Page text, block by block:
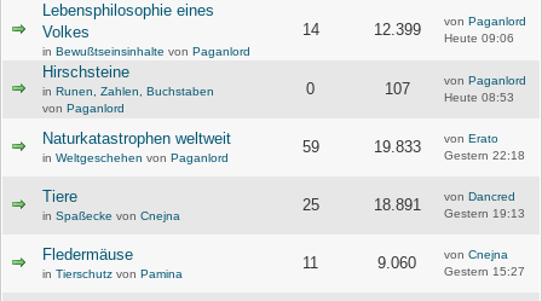
Lebensphilosophie eines
Volkes
in Bewußtseinsinhalte von Paganlord
14 12.399 von Paganlord
Heute 09:06
Hirschsteine
in Runen, Zahlen, Buchstaben
von Paganlord
0 107 von Paganlord
Heute 08:53
Naturkatastrophen weltweit
in Weltgeschehen von Paganlord
59 19.833 von Erato
Gestern 22:18
Tiere
in Spaßecke von Cnejna
25 18.891 von Dancred
Gestern 19:13
Fledermäuse
in Tierschutzvon Pamina
11 9.060 von Cnejna
Gestern 15:27